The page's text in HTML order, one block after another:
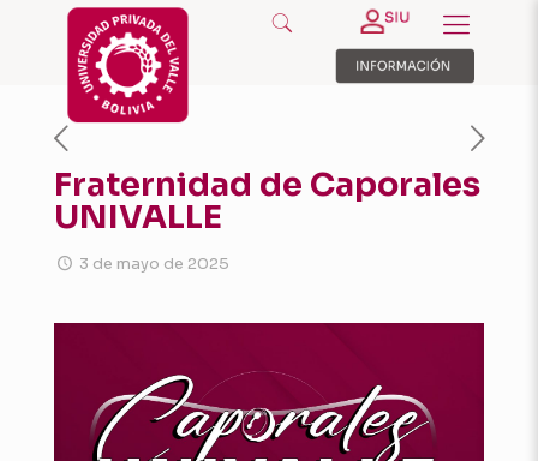
Fraternidad de Caporales
UNIVALLE
3 de mayo de 2025